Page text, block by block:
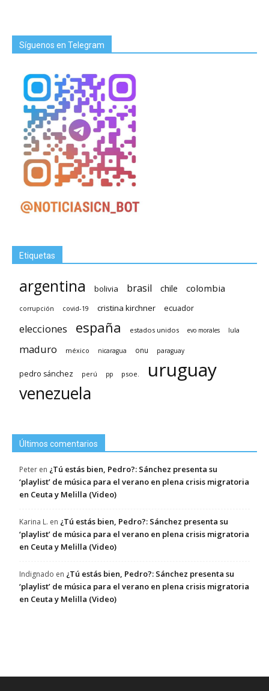
Síguenos en Telegram
Etiquetas
argentina bolivia brasil chile colombia
corrupción covid-19 cristina kirchner ecuador
elecciones españa estados unidos evo morales lula
maduro méxico nicaragua onu paraguay
pedro sánchez perú pp psoe. uruguay
venezuela
Últimos comentarios
Peter en ¿Tú estás bien, Pedro?: Sánchez presenta su
‘playlist’ de música para el verano en plena crisis migratoria
en Ceuta y Melilla (Video)
Karina L. en ¿Tú estás bien, Pedro?: Sánchez presenta su
‘playlist’ de música para el verano en plena crisis migratoria
en Ceuta y Melilla (Video)
Indignado en ¿Tú estás bien, Pedro?: Sánchez presenta su
‘playlist’ de música para el verano en plena crisis migratoria
en Ceuta y Melilla (Video)